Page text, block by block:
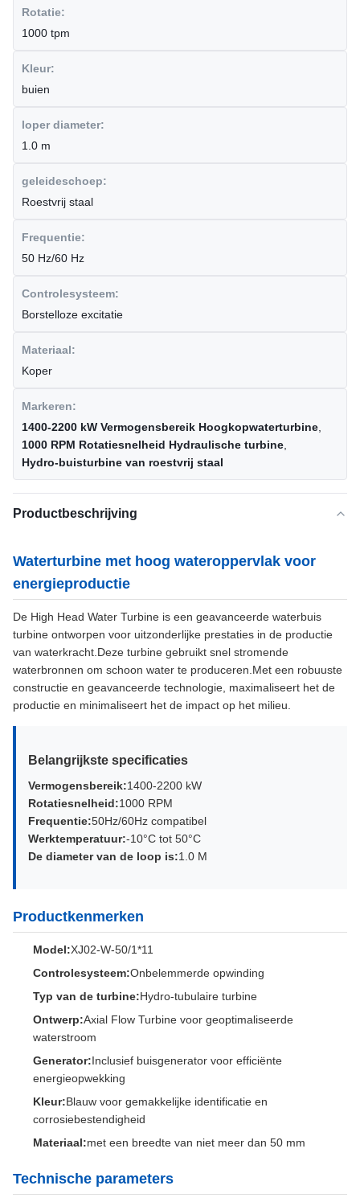
Rotatie:
1000 tpm
Kleur:
buien
loper diameter:
1.0 m
geleideschoep:
Roestvrij staal
Frequentie:
50 Hz/60 Hz
Controlesysteem:
Borstelloze excitatie
Materiaal:
Koper
Markeren:
1400-2200 kW Vermogensbereik Hoogkopwaterturbine
1000 RPM Rotatiesnelheid Hydraulische turbine
Hydro-buisturbine van roestvrij staal
Productbeschrijving
Waterturbine met hoog wateroppervlak voor
energieproductie
De High Head Water Turbine is een geavanceerde waterbuis
turbine ontworpen voor uitzonderlijke prestaties in de productie
van waterkracht.Deze turbine gebruikt snel stromende
waterbronnen om schoon water te produceren.Met een robuuste
constructie en geavanceerde technologie, maximaliseert het de
productie en minimaliseert het de impact op het milieu.
Belangrijkste specificaties
Vermogensbereik:1400-2200 kW
Rotatiesnelheid:1000 RPM
Frequentie:50Hz/60Hz compatibel
Werktemperatuur:-10°C tot 50°C
De diameter van de loop is:1.0 M
Productkenmerken
Model:XJ02-W-50/1*11
Controlesysteem:Onbelemmerde opwinding
Typ van de turbine:Hydro-tubulaire turbine
Ontwerp:Axial Flow Turbine voor geoptimaliseerde
waterstroom
Generator:Inclusief buisgenerator voor efficiënte
energieopwekking
Kleur:Blauw voor gemakkelijke identificatie en
corrosiebestendigheid
Materiaal:met een breedte van niet meer dan 50 mm
Technische parameters